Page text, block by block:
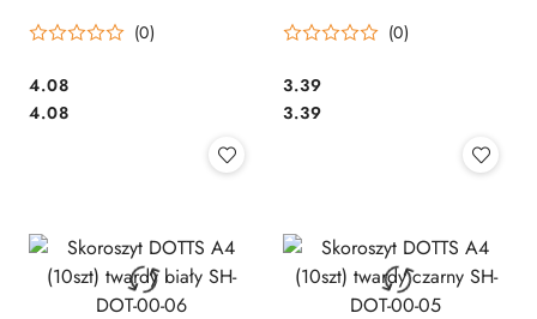
(0)
Cena:
4.08
Cena:
4.08
(0)
Cena:
3.39
Cena:
3.39